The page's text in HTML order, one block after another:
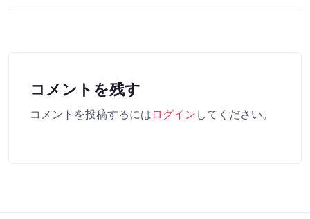
コメントを残す
コメントを投稿するには ログイン してください。